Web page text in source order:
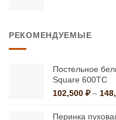
РЕКОМЕНДУЕМЫЕ
Постельное
Square 600ТС
102,500 ₽ –
Перинка